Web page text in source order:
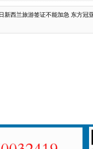
西兰旅游签证不能加急 东方冠